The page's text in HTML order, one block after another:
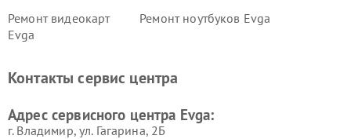
Ремонт видеокарт
Evga
Ремонт ноутбуков Evga
Контакты сервис центра
Адрес сервисного центра Evga:
г. Владимир, ул. Гагарина, 2Б